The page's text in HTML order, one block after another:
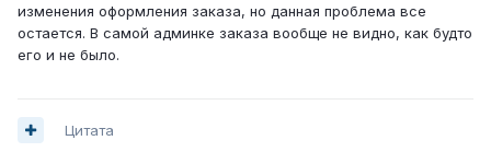
изменения оформления заказа, но данная проблема все
остается. В самой админке заказа вообще не видно, как будто
его и не было.
Цитата